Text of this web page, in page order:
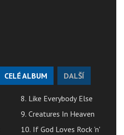
CELÉ ALBUM DALŠÍ
8. Like Everybody Else
9. Creatures In Heaven
10. If God Loves Rock 'n'